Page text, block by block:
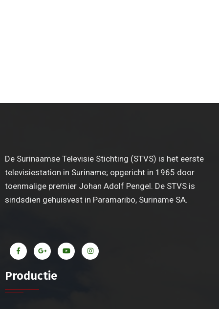
De Surinaamse Televisie Stichting (STVS) is het eerste
televisiestation in Suriname; opgericht in 1965 door
toenmalige premier Johan Adolf Pengel. De STVS is
sindsdien gehuisvest in Paramaribo, Suriname SA.
Productie